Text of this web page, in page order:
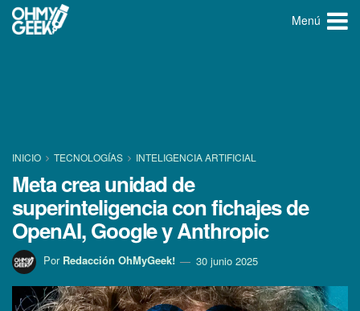
Menú
INICIO TECNOLOGÍ­AS INTELIGENCIA ARTIFICIAL
Meta crea unidad de
superinteligencia con fichajes de
OpenAI, Google y Anthropic
Por Redacción OhMyGeek! 30 junio 2025